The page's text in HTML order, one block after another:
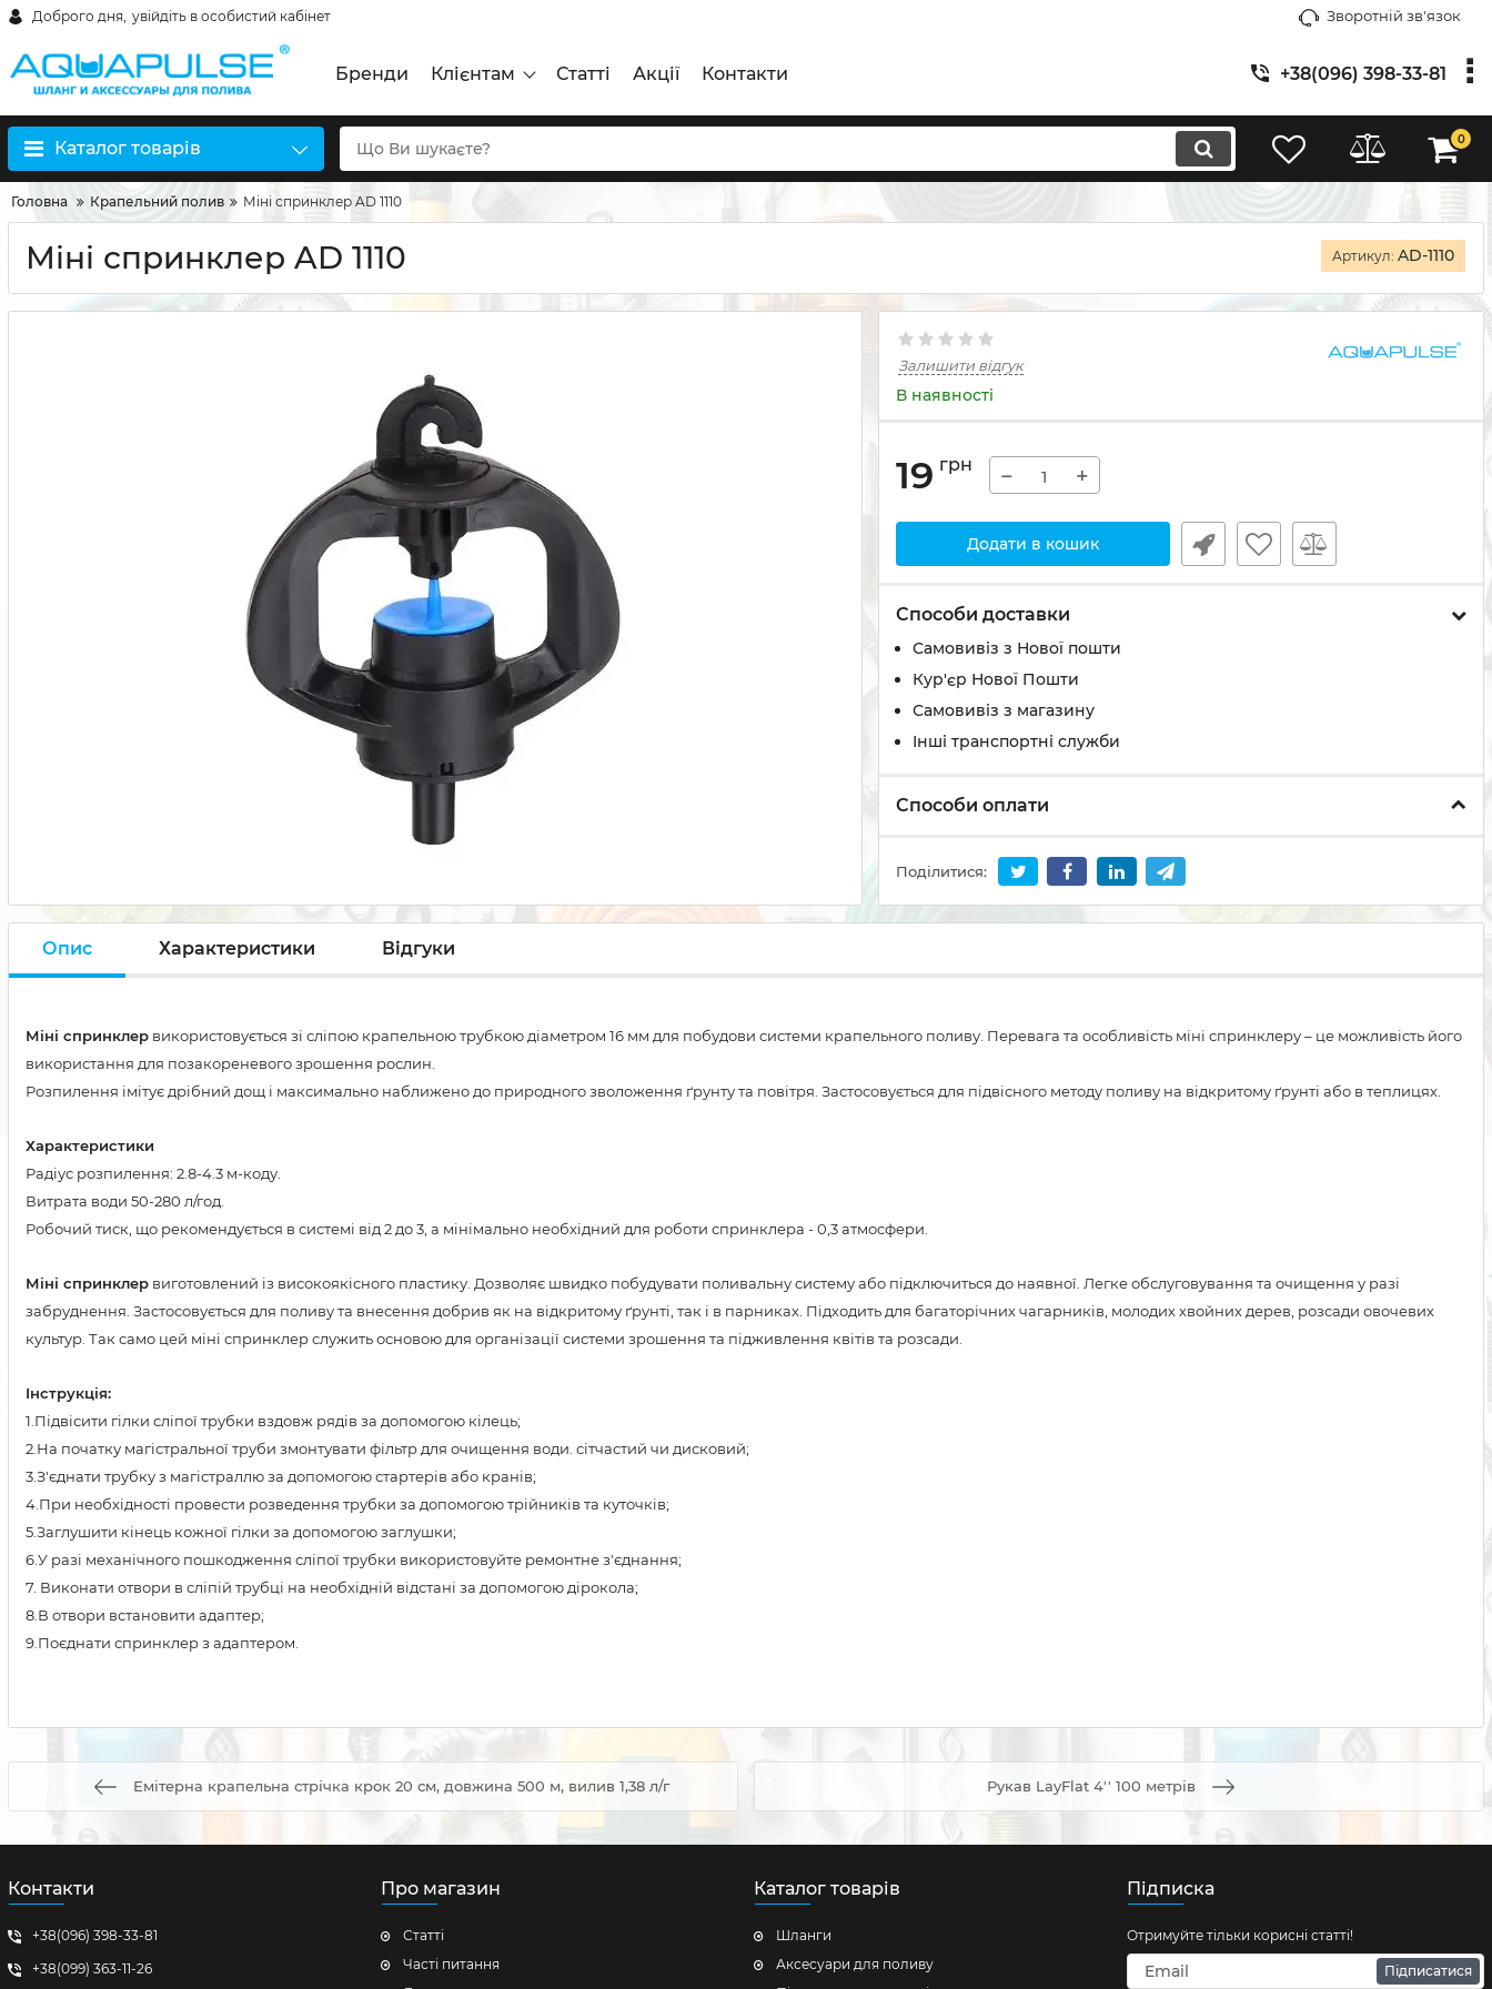
Доброго дня, увійдіть в особистий кабінет Зворотній зв'язок
Бренди Клієнтам Статті Акції Контакти +38(096) 398-33-81
Каталог товарів 0
Головна Крапельний полив Міні спринклер AD 1110
Міні спринклер AD 1110 Артикул: AD-1110
Залишити відгук
В наявності
19 грн − +
Додати в кошик
Способи доставки
Самовивіз з Нової пошти
Кур'єр Нової Пошти
Самовивіз з магазину
Інші транспортні служби
Способи оплати
Поділитися:
Опис Характеристики Відгуки
Міні спринклер використовується зі сліпою крапельною трубкою діаметром 16 мм для побудови системи крапельного поливу. Перевага та особливість міні спринклеру – це можливість його
використання для позакореневого зрошення рослин.
Розпилення імітує дрібний дощ і максимально наближено до природного зволоження ґрунту та повітря. Застосовується для підвісного методу поливу на відкритому ґрунті або в теплицях.
Характеристики
Радіус розпилення: 2.8-4.3 м-коду.
Витрата води 50-280 л/год.
Робочий тиск, що рекомендується в системі від 2 до 3, а мінімально необхідний для роботи спринклера - 0,3 атмосфери.
Міні спринклер виготовлений із високоякісного пластику. Дозволяє швидко побудувати поливальну систему або підключиться до наявної. Легке обслуговування та очищення у разі
забруднення. Застосовується для поливу та внесення добрив як на відкритому ґрунті, так і в парниках. Підходить для багаторічних чагарників, молодих хвойних дерев, розсади овочевих
культур. Так само цей міні спринклер служить основою для організації системи зрошення та підживлення квітів та розсади.
Інструкція:
1.Підвісити гілки сліпої трубки вздовж рядів за допомогою кілець;
2.На початку магістральної труби змонтувати фільтр для очищення води. сітчастий чи дисковий;
3.З'єднати трубку з магістраллю за допомогою стартерів або кранів;
4.При необхідності провести розведення трубки за допомогою трійників та куточків;
5.Заглушити кінець кожної гілки за допомогою заглушки;
6.У разі механічного пошкодження сліпої трубки використовуйте ремонтне з'єднання;
7. Виконати отвори в сліпій трубці на необхідній відстані за допомогою дірокола;
8.В отвори встановити адаптер;
9.Поєднати спринклер з адаптером.
Емітерна крапельна стрічка крок 20 см, довжина 500 м, вилив 1,38 л/г Рукав LayFlat 4'' 100 метрів
Контакти
+38(096) 398-33-81
+38(099) 363-11-26
Про магазин
Статті
Часті питання
Каталог товарів
Шланги
Аксесуари для поливу
Підписка
Отримуйте тільки корисні статті!
Підписатися